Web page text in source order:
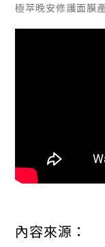
極萃晚安修護面膜
內容來源：